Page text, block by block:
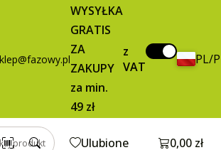
WYSYŁKA
GRATIS
ZA
ZAKUPY
za min.
49 zł
z
VAT
PL/
produkt Ulubione Otwórz
0,00 zł
lat
brutto / szt. Dodaj do koszyka